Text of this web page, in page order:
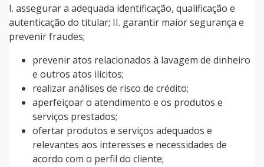
I. assegurar a adequada identificação, qualificação e
autenticação do titular; II. garantir maior segurança e
prevenir fraudes;
prevenir atos relacionados à lavagem de dinheiro
e outros atos ilícitos;
realizar análises de risco de crédito;
aperfeiçoar o atendimento e os produtos e
serviços prestados;
ofertar produtos e serviços adequados e
relevantes aos interesses e necessidades de
acordo com o perfil do cliente;